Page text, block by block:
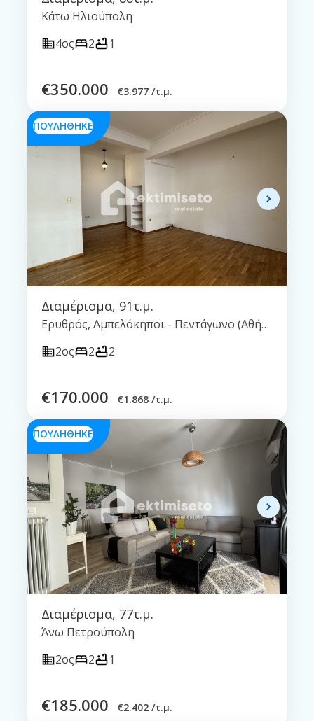
Κάτω Ηλιούπολη
4ος
2 1
€350.000 €3.977 /τ.μ.
ΠΟΥΛΗΘΗΚΕ
Διαμέρισμα, 91τ.μ.
Ερυθρός, Αμπελόκηποι - Πεντάγωνο (Αθήνα - Κέντρο)
2ος
2 2
€170.000 €1.868 /τ.μ.
ΠΟΥΛΗΘΗΚΕ
Διαμέρισμα, 77τ.μ.
Άνω Πετρούπολη
2ος
2 1
€185.000 €2.402 /τ.μ.